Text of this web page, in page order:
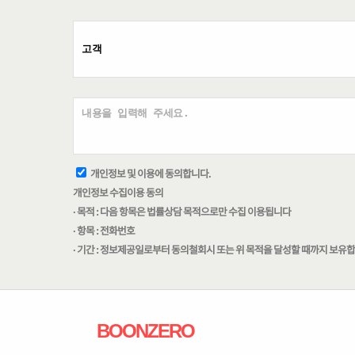
개인정보 및 이용에 동의합니다.
개인정보 수집이용 동의
· 목적 : 다음 항목은 법률상담 목적으로만 수집 이용됩니다
· 항목 : 전화번호
· 기간 : 정보제공일로부터 동의철회시 또는 위 목적을 달성할 때까지 보유
BOONZERO